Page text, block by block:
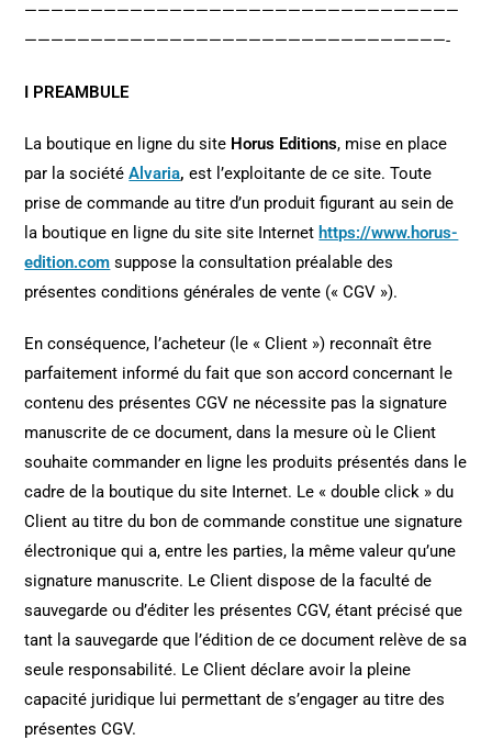
—————————————————————————————————
————————————————————————————————-
I PREAMBULE
La boutique en ligne du site Horus Editions, mise en place
par la sociétéAlvaria,est l’exploitante de ce site. Toute
prise de commande au titre d’un produit figurant au sein de
la boutique en ligne du site site Internet https://www.horus-
edition.com suppose la consultation préalable des
présentes conditions générales de vente (« CGV »).
En conséquence, l’acheteur (le « Client ») reconnaît être
parfaitement informé du fait que son accord concernant le
contenu des présentes CGV ne nécessite pas la signature
manuscrite de ce document, dans la mesure où le Client
souhaite commander en ligne les produits présentés dans le
cadre de la boutique du site Internet. Le « double click » du
Client au titre du bon de commande constitue une signature
électronique qui a, entre les parties, la même valeur qu’une
signature manuscrite. Le Client dispose de la faculté de
sauvegarde ou d’éditer les présentes CGV, étant précisé que
tant la sauvegarde que l’édition de ce document relève de sa
seule responsabilité. Le Client déclare avoir la pleine
capacité juridique lui permettant de s’engager au titre des
présentes CGV.